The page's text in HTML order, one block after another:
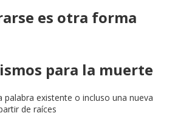
es otra forma
para la muerte
palabra existente o incluso una nueva
de raíces